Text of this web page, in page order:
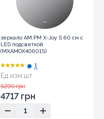
зеркало AM.PM X-Joy S 60 см с
LED подсветкой
(MXAMOX40601S)
Ед изм:шт
1
6290 грн
4717 грн